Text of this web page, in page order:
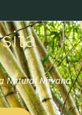
Natural Nirvana